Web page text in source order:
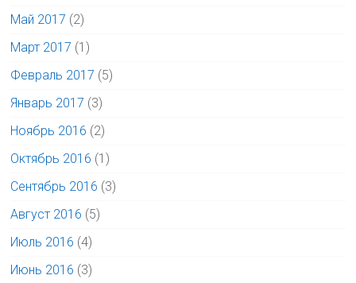
Май 2017 (2)
Март 2017 (1)
Февраль 2017 (5)
Январь 2017 (3)
Ноябрь 2016 (2)
Октябрь 2016 (1)
Сентябрь 2016 (3)
Август 2016 (5)
Июль 2016 (4)
Июнь 2016 (3)